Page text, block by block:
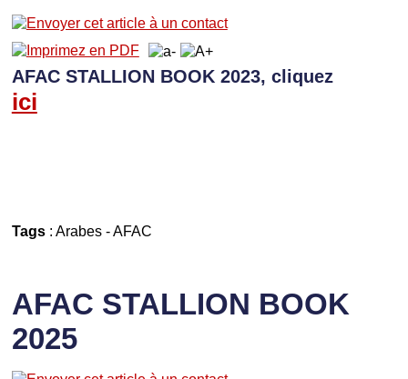
AFAC STALLION BOOK 2023, cliquez
ici
Tags: Arabes-AFAC
AFAC STALLION BOOK
2025